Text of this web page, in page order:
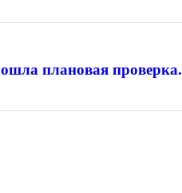
плановая проверка.